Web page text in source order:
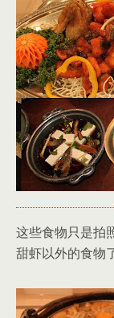
这些食物只是拍
甜虾以外的食物